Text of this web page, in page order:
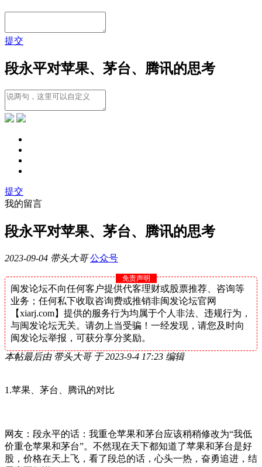
提交
段永平对苹果、茅台、腾讯的思考
提交
我的留言
段永平对苹果、茅台、腾讯的思考
2023-09-04 带头大哥 公众号
免责声明
闽发论坛不向任何客户提供代客理财或股票推荐、咨询等
业务；任何私下收取咨询费或推销非闽发论坛官网
【xiarj.com】提供的服务行为均属于个人非法、违规行为，
与闽发论坛无关。请勿上当受骗！一经发现，请您及时向
闽发论坛举报，可获分享分奖励。
本帖最后由 带头大哥 于 2023-9-4 17:23 编辑
1.苹果、茅台、腾讯的对比
网友：段永平的话：我重仓苹果和茅台应该稍稍修改为“我低
价重仓苹果和茅台”。不然现在天下都知道了苹果和茅台是好
股，价格在天上飞，看了段总的话，心头一热，奋勇追进，结